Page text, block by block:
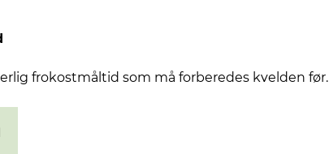
frokostmåltid som må forberedes kvelden før.